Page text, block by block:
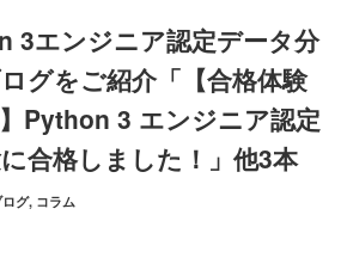
3エンジニア認定データ分
グをご紹介「【合格体験
Python 3 エンジニア認定
合格しました！」他3本
グ, コラム